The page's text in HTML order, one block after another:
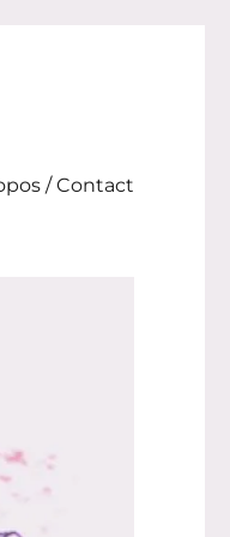
/ Contact